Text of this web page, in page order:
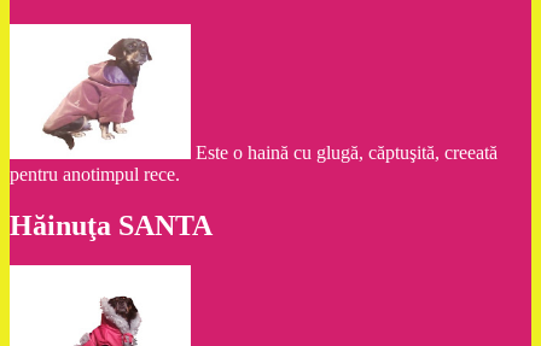
Este o haină cu glugă, căptuşită, creeată
pentru anotimpul rece.
Hăinuţa SANTA